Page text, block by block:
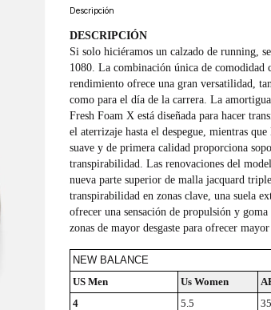
Descripción
DESCRIPCIÓN
Si solo hiciéramos un calzado de running,
1080. La combinación única de comodidad
rendimiento ofrece una gran versatilidad,
como para el día de la carrera. La
Fresh Foam X está diseñada para hacer
el aterrizaje hasta el despegue, mientras
suave y de primera calidad proporciona
transpirabilidad. Las renovaciones del
nueva parte superior de malla jacquard
transpirabilidad en zonas clave, una suela
ofrecer una sensación de propulsión y
zonas de mayor desgaste para ofrecer
NEW BALANCE
US Men
Us Women
4
5.5 35